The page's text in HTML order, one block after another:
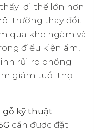
lợi thế lớn hơn
trường thay đổi.
qua khe ngàm và
điều kiện ẩm,
rủi ro phồng
giảm tuổi thọ
gỗ kỹ thuật
cần được đặt